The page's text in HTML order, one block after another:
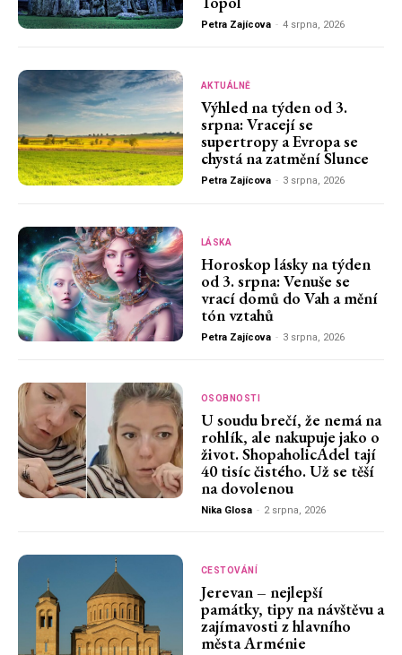
Petra Zajícova - 4 srpna, 2026
AKTUÁLNĚ
Výhled na týden od 3.
srpna: Vracejí se
supertropy a Evropa se
chystá na zatmění Slunce
Petra Zajícova - 3 srpna, 2026
LÁSKA
Horoskop lásky na týden
od 3. srpna: Venuše se
vrací domů do Vah a mění
tón vztahů
Petra Zajícova - 3 srpna, 2026
OSOBNOSTI
U soudu brečí, že nemá na
rohlík, ale nakupuje jako o
život. ShopaholicAdel tají
40 tisíc čistého. Už se těší
na dovolenou
Nika Glosa - 2 srpna, 2026
CESTOVÁNÍ
Jerevan – nejlepší
památky, tipy na návštěvu a
zajímavosti z hlavního
města Arménie